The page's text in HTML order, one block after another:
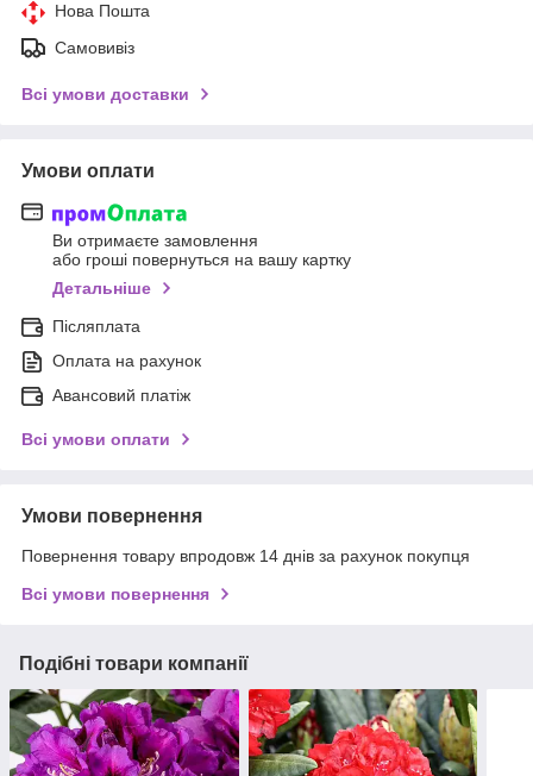
Нова Пошта
Самовивіз
Всі умови доставки
Умови оплати
Ви отримаєте замовлення
або гроші повернуться на вашу картку
Детальніше
Післяплата
Оплата на рахунок
Авансовий платіж
Всі умови оплати
Умови повернення
Повернення товару впродовж 14 днів за рахунок покупця
Всі умови повернення
Подібні товари компанії